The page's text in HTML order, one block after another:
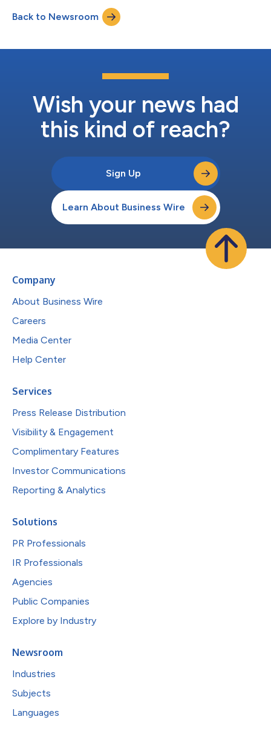
消费和储蓄。由英国领导的客户服务团队将是大通银行业务体验的
关键组成部分。客户服务团队提供全天候服务，客户只需在大通银
行应用中轻触几下即可联系到服务专员。 大通银行首席执行官
直接的奖励计划和卓越的客户服务，让英国民众首次有机会体验大
划，在12个月内对所有符合条件的借记卡消费提供1%返现*。这项
计划根据英国消费者的借记卡消费习惯制定，目的是确保所有客户
货、旅行、餐饮、娱乐、时装、家居用品、电子产品、航班以...
Back to Newsroom
Wish your news had
this kind of reach?
Sign Up
Learn About Business Wire
Company
About Business Wire
Careers
Media Center
Help Center
Services
Press Release Distribution
Visibility & Engagement
Complimentary Features
Investor Communications
Reporting & Analytics
Solutions
PR Professionals
IR Professionals
Agencies
Public Companies
Explore by Industry
Newsroom
Industries
Subjects
Languages